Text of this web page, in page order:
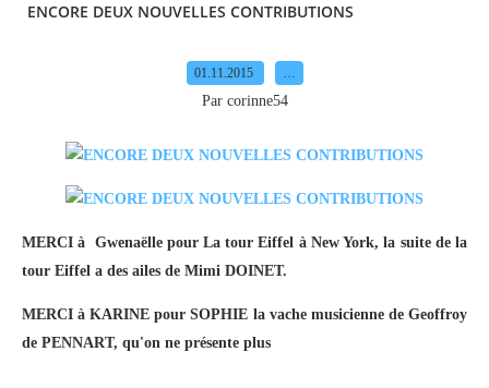
ENCORE DEUX NOUVELLES CONTRIBUTIONS
01.11.2015
Par corinne54
MERCI à Gwenaëlle pour La tour Eiffel à New York, la suite de la
tour Eiffel a des ailes de Mimi DOINET.
MERCI à KARINE pour SOPHIE la vache musicienne de Geoffroy
de PENNART, qu'on ne présente plus